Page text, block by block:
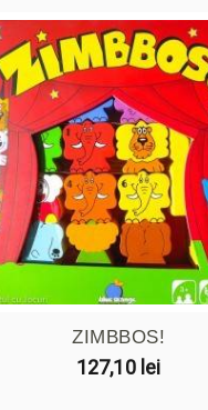
ZIMBBOS!
127,10 lei